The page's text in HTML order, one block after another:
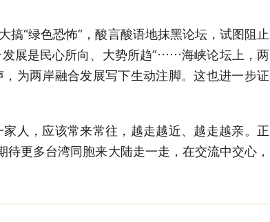
“绿色恐怖”，酸言酸语地抹黑论坛，试图阻止
发展是民心所向、大势所趋”……海峡论坛上，两
为两岸融合发展写下生动注脚。这也进一步证
，应该常来常往，越走越近、越走越亲。正
更多台湾同胞来大陆走一走，在交流中交心，